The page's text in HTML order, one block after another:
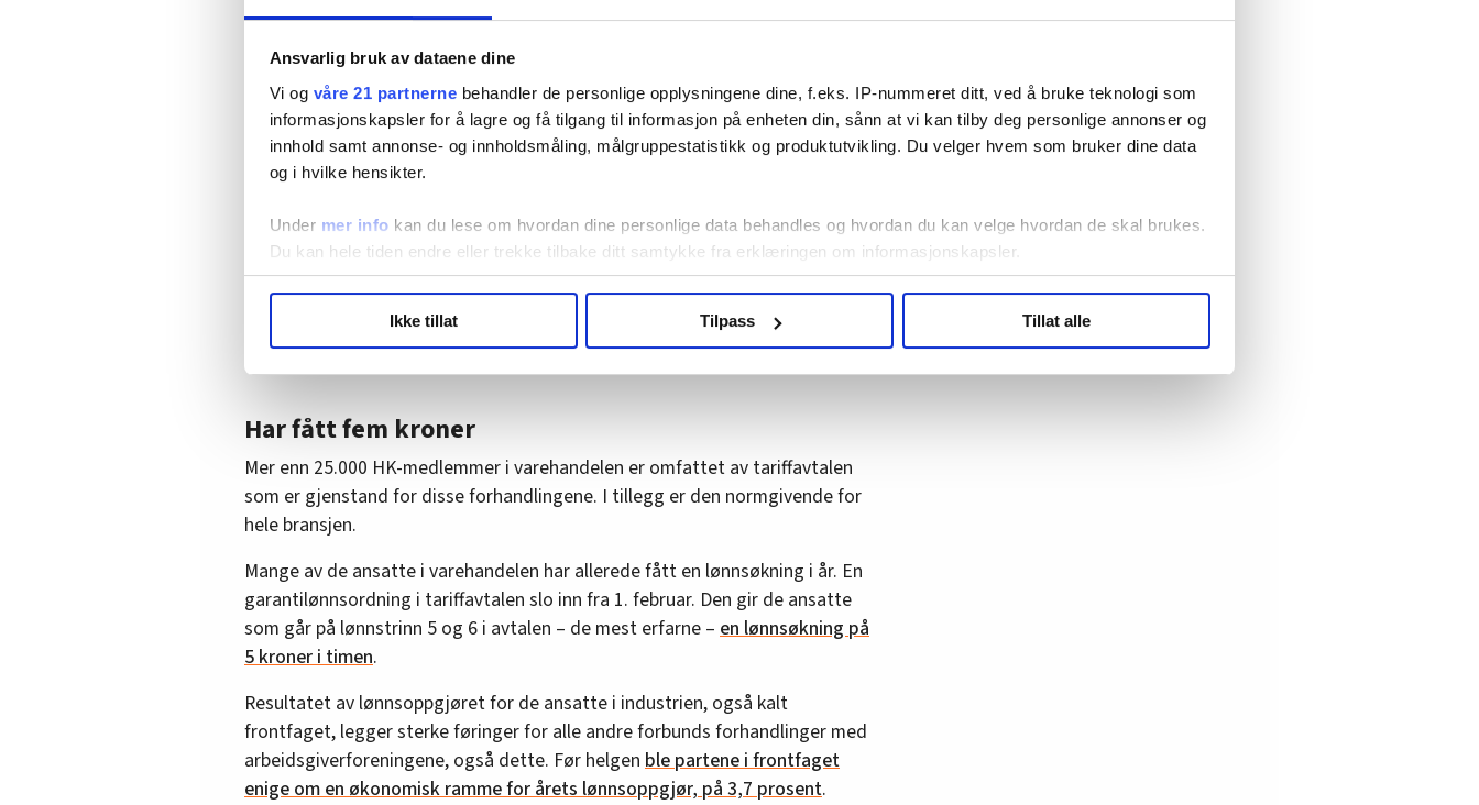
Ansvarlig bruk av dataene dine
Vi og våre 21 partnerne behandler de personlige opplysningene dine, f.eks. IP-nummeret ditt, ved å bruke teknologi som
informasjonskapsler for å lagre og få tilgang til informasjon på enheten din, sånn at vi kan tilby deg personlige annonser og
innhold samt annonse- og innholdsmåling, målgruppestatistikk og produktutvikling. Du velger hvem som bruker dine data
og i hvilke hensikter.
Under mer info kan du lese om hvordan dine personlige data behandles og hvordan du kan velge hvordan de skal brukes.
Du kan hele tiden endre eller trekke tilbake ditt samtykke fra erklæringen om informasjonskapsler.
hvordan våre nettsider blir brukt slik at vi tilby relevant innhold, tilpassede annonser og utarbeide statistikk.
Ikke tillat Tilpass Tillat alle
– HK kan stille de kravene de vil, men det er uforståelig at de drar opp
dette igjen. Det har ikke vært tema i frontfaget. Dette er en stolpe i
norsk arbeidsliv, og ikke noe man håndterer enkelt i et lønnsoppgjør ,
sier han til HK-Nytt.
Økt kjøpekraft er et av kravene til HK. Beckham mener at Virke heller ikke her
innfrir. Kroken er uenig.
– Virke har presisert at årets oppgjør skal gjennomføres i tråd med rammene
for frontfaget, noe som gir de ansatte en årslønnsvekst på 3,7 prosent, sier
forhandlingslederen.
Kroken håper partene vil komme til enighet ved hjelp av Riksmekleren.
Har fått fem kroner
Mer enn 25.000 HK-medlemmer i varehandelen er omfattet av tariffavtalen
som er gjenstand for disse forhandlingene. I tillegg er den normgivende for
hele bransjen.
Mange av de ansatte i varehandelen har allerede fått en lønnsøkning i år. En
garantilønnsordning i tariffavtalen slo inn fra 1. februar. Den gir de ansatte
som går på lønnstrinn 5 og 6 i avtalen – de mest erfarne – en lønnsøkning på
5 kroner i timen.
Resultatet av lønnsoppgjøret for de ansatte i industrien, også kalt
frontfaget, legger sterke føringer for alle andre forbunds forhandlinger med
arbeidsgiverforeningene, også dette. Før helgen ble partene i frontfaget
enige om en økonomisk ramme for årets lønnsoppgjør, på 3,7 prosent.